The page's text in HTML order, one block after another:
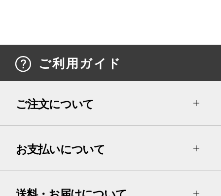
ご利用ガイド
ご注文について
お支払いについて